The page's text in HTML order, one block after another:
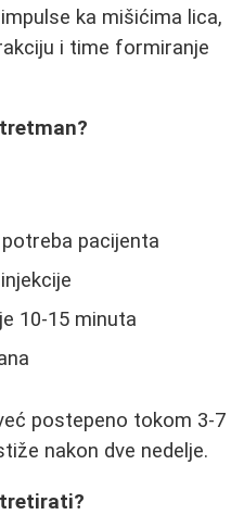
ka mišićima lica,
i time formiranje
pacijenta
10-15 minuta
postepeno tokom 3-7
nakon dve nedelje.